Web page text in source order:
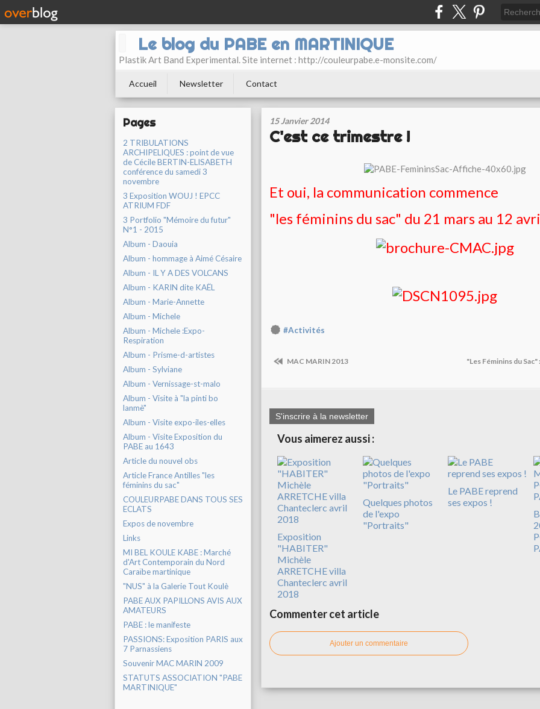
Le blog du PABE en MARTINIQUE
Plastik Art Band Experimental. Site internet : http://couleurpabe.e-monsite.com/
Accueil Newsletter Contact
Pages
2 TRIBULATIONS
ARCHIPELIQUES : point de vue
de Cécile BERTIN-ELISABETH
conférence du samedi 3
novembre
3 Exposition WOUJ ! EPCC
ATRIUM FDF
3 Portfolio "Mémoire du futur"
N°1 - 2015
Album - Daouia
Album - hommage à Aimé Césaire
Album - IL Y A DES VOLCANS
Album - KARIN dite KAËL
Album - Marie-Annette
Album - Michele
Album - Michele :Expo-
Respiration
Album - Prisme-d-artistes
Album - Sylviane
Album - Vernissage-st-malo
Album - Visite à "la pinti bo
lanmè"
Album - Visite expo-iles-elles
Album - Visite Exposition du
PABE au 1643
Article du nouvel obs
Article France Antilles "les
féminins du sac"
COULEURPABE DANS TOUS SES
ECLATS
Expos de novembre
Links
MI BEL KOULE KABE : Marché
d'Art Contemporain du Nord
Caraïbe martinique
"NUS" à la Galerie Tout Koulè
PABE AUX PAPILLONS AVIS AUX
AMATEURS
PABE : le manifeste
PASSIONS: Exposition PARIS aux
7 Parnassiens
Souvenir MAC MARIN 2009
STATUTS ASSOCIATION "PABE
MARTINIQUE"
15 Janvier 2014
C'est ce trimestre !
Et oui, la communication commence
"les féminins du sac" du 21 mars au 12
#Activités
MAC MARIN 2013 "Les Féminins du
S'inscrire à la newsletter
Vous aimerez aussi :
Exposition
"HABITER"
Michèle
ARRETCHE villa
Chanteclerc avril
2018
Quelques photos
de l'expo
"Portraits"
Le PABE reprend
ses expos !
Commenter cet article
Ajouter un commentaire